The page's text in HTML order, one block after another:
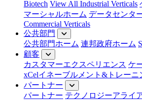
Biotech View All Industrial Verticals
マーシャルホーム データセンタ
Commercial Verticals
公共部門
公共部門ホーム 連邦政府ホーム
顧客
カスタマーエクスペリエンス ケ
xCelイネーブルメント&トレーニ
パートナー
パートナー テクノロジーアライ